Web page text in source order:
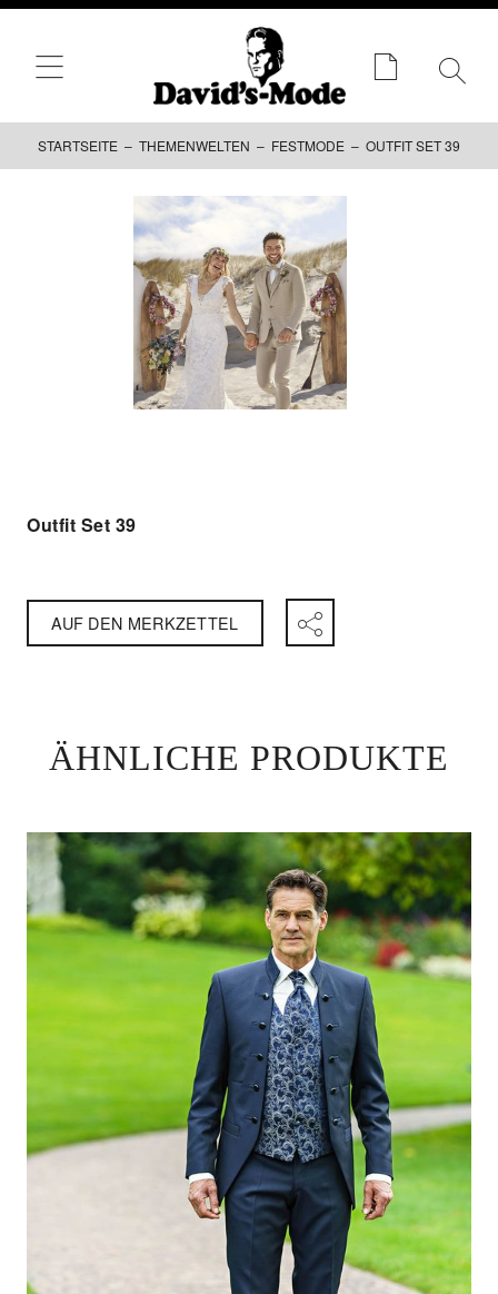
STARTSEITE – THEMENWELTEN – FESTMODE – OUTFIT SET 39
Outfit Set 39
AUF DEN MERKZETTEL
ÄHNLICHE PRODUKTE